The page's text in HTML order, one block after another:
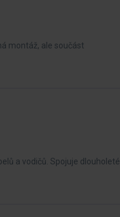
montáž, ale součást
a vodičů. Spojuje dlouholeté